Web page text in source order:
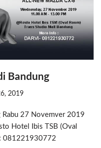
Bandung
2019
Rabu 27 Novemver 2019
Hotel Ibis TSB (Oval
: 081221930772